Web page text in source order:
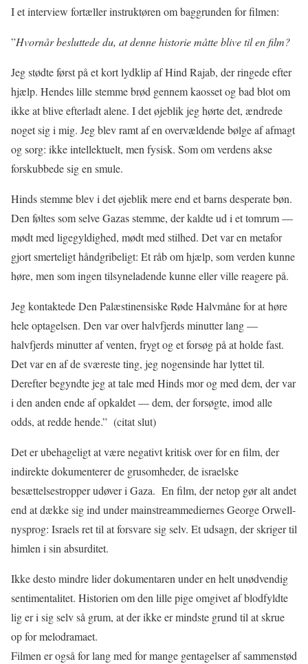
I et interview fortæller instruktøren om baggrunden for filmen:
”Hvornår besluttede du, at denne historie måtte blive til en film?
Jeg stødte først på et kort lydklip af Hind Rajab, der ringede efter
hjælp. Hendes lille stemme brød gennem kaosset og bad blot om
ikke at blive efterladt alene. I det øjeblik jeg hørte det, ændrede
noget sig i mig. Jeg blev ramt af en overvældende bølge af afmagt
og sorg: ikke intellektuelt, men fysisk. Som om verdens akse
forskubbede sig en smule.
Hinds stemme blev i det øjeblik mere end et barns desperate bøn.
Den føltes som selve Gazas stemme, der kaldte ud i et tomrum —
mødt med ligegyldighed, mødt med stilhed. Det var en metafor
gjort smerteligt håndgribeligt: Et råb om hjælp, som verden kunne
høre, men som ingen tilsyneladende kunne eller ville reagere på.
Jeg kontaktede Den Palæstinensiske Røde Halvmåne for at høre
hele optagelsen. Den var over halvfjerds minutter lang —
halvfjerds minutter af venten, frygt og et forsøg på at holde fast.
Det var en af de sværeste ting, jeg nogensinde har lyttet til.
Derefter begyndte jeg at tale med Hinds mor og med dem, der var
i den anden ende af opkaldet — dem, der forsøgte, imod alle
odds, at redde hende.” (citat slut)
Det er ubehageligt at være negativt kritisk over for en film, der
indirekte dokumenterer de grusomheder, de israelske
besættelsestropper udøver i Gaza. En film, der netop gør alt andet
end at dække sig ind under mainstreammediernes George Orwell-
nysprog: Israels ret til at forsvare sig selv. Et udsagn, der skriger til
himlen i sin absurditet.
Ikke desto mindre lider dokumentaren under en helt unødvendig
sentimentalitet. Historien om den lille pige omgivet af blodfyldte
lig er i sig selv så grum, at der ikke er mindste grund til at skrue
op for melodramaet.
Filmen er også for lang med for mange gentagelser af sammenstød